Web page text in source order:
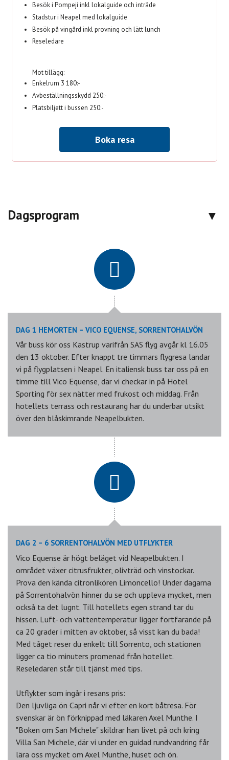
Besök i Pompeji inkl lokalguide och inträde
Stadstur i Neapel med lokalguide
Besök på vingård inkl provning och lätt lunch
Reseledare
Mot tillägg:
Enkelrum 3 180:-
Avbeställningsskydd 250:-
Platsbiljett i bussen 250:-
Boka resa
Dagsprogram
DAG 1 HEMORTEN – VICO EQUENSE, SORRENTOHALVÖN
Vår buss kör oss Kastrup varifrån SAS flyg avgår kl 16.05
den 13 oktober. Efter knappt tre timmars flygresa landar
vi på flygplatsen i Neapel. En italiensk buss tar oss på en
timme till Vico Equense, där vi checkar in på Hotel
Sporting för sex nätter med frukost och middag. Från
hotellets terrass och restaurang har du underbar utsikt
över den blåskimrande Neapelbukten.
DAG 2 – 6 SORRENTOHALVÖN MED UTFLYKTER
Vico Equense är högt beläget vid Neapelbukten. I
området växer citrusfrukter, olivträd och vinstockar.
Prova den kända citronlikören Limoncello! Under dagarna
på Sorrentohalvön hinner du se och uppleva mycket, men
också ta det lugnt. Till hotellets egen strand tar du
hissen. Luft- och vattentemperatur ligger fortfarande på
ca 20 grader i mitten av oktober, så visst kan du bada!
Med tåget reser du enkelt till Sorrento, och stationen
ligger ca tio minuters promenad från hotellet.
Reseledaren står till tjänst med tips.
Utflykter som ingår i resans pris:
Den ljuvliga ön Capri når vi efter en kort båtresa. För
svenskar är ön förknippad med läkaren Axel Munthe. I
"Boken om San Michele" skildrar han livet på och kring
Villa San Michele, där vi under en guidad rundvandring får
lära oss mycket om Axel Munthe, huset och ön.